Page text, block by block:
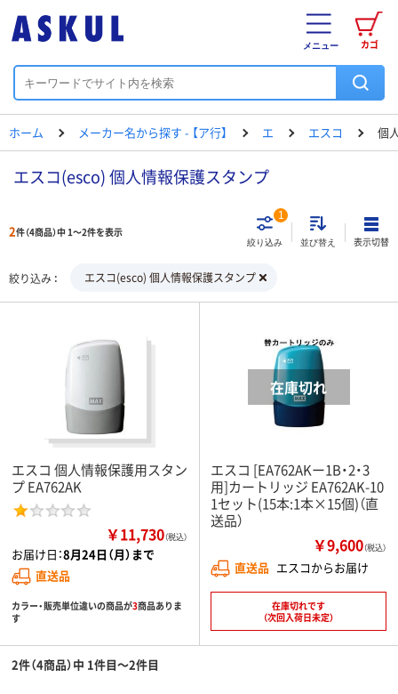
カゴ
メニュー
ホーム メーカー名から探す - 【ア行】 エ エスコ 個
エスコ(esco) 個人情報保護スタンプ
2件（4商品）中 1～2件を表示
絞り込み
1
並び替え 表示切替
絞り込み エスコ(esco) 個人情報保護スタンプ
エスコ 個人情報保護用スタン
プ EA762AK
￥11,730（税込）
お届け日：8月24日（月）まで
直送品
カラー・販売単位違いの商品が3商品ありま
す
エスコ [EA762AKー1B・2・3
用]カートリッジ EA762AK-10
1セット(15本:1本×15個)（直
送品）
￥9,600（税込）
直送品 エスコからお届け
在庫切れです
（次回入荷日未定）
2件（4商品）中 1件目～2件目